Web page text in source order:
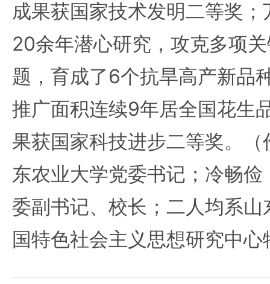
成果获国家技术发明二等奖
20余年潜心研究，攻克多项
题，育成了6个抗旱高产新品
推广面积连续9年居全国花生
果获国家科技进步二等奖。
东农业大学党委书记；冷畅
委副书记、校长；二人均系
国特色社会主义思想研究中